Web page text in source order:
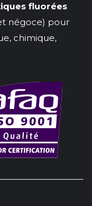
fluorées
négoce) pour
chimique,